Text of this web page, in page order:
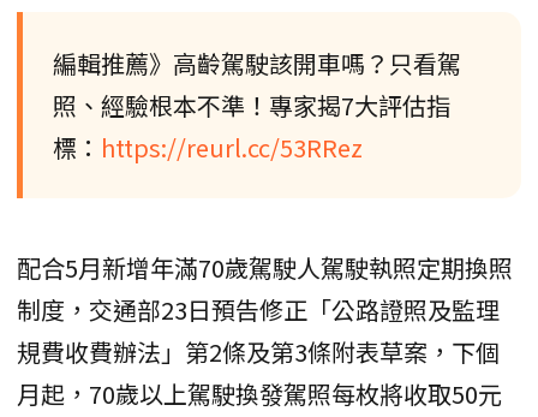
編輯推薦》高齡駕駛該開車嗎？只看駕
照、經驗根本不準！專家揭7大評估指
標： https://reurl.cc/53RRez
配合5月新增年滿70歲駕駛人駕駛執照定期換照
制度，交通部23日預告修正「公路證照及監理
規費收費辦法」第2條及第3條附表草案，下個
月起，70歲以上駕駛換發駕照每枚將收取50元